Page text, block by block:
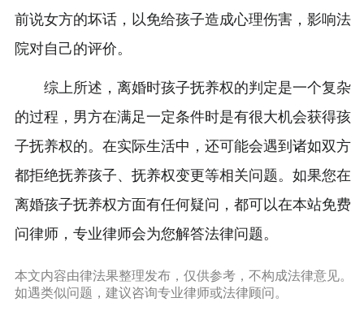
前说女方的坏话，以免给孩子造成心理伤害，影响法
院对自己的评价。
综上所述，离婚时孩子抚养权的判定是一个复杂
的过程，男方在满足一定条件时是有很大机会获得孩
子抚养权的。在实际生活中，还可能会遇到诸如双方
都拒绝抚养孩子、抚养权变更等相关问题。如果您在
离婚孩子抚养权方面有任何疑问，都可以在本站免费
问律师，专业律师会为您解答法律问题。
本文内容由律法果整理发布，仅供参考，不构成法律意见。
如遇类似问题，建议咨询专业律师或法律顾问。